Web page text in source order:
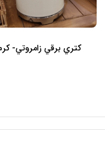
کتري برقي زامروتي-